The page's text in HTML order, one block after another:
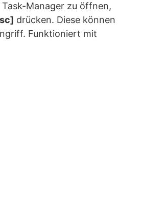
Manager zu öffnen,
drücken. Diese können
Funktioniert mit